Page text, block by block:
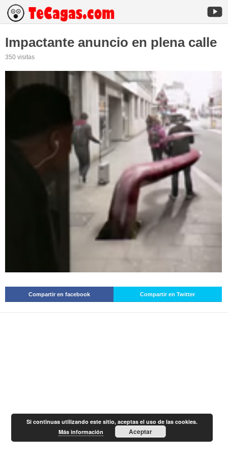
Impactante anuncio en plena calle
350 visitas
Compartir en facebook Compartir en Twitter
Si continuas utilizando este sitio, aceptas el uso de las cookies.
Más información
Aceptar